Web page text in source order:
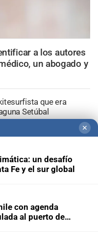
a los autores
un abogado y
que era
Setúbal
Vega: dos
por
en el crimen
por el geriátrico
establecimientos
✕
un desafío
Fe y el sur global
con agenda
al puerto de